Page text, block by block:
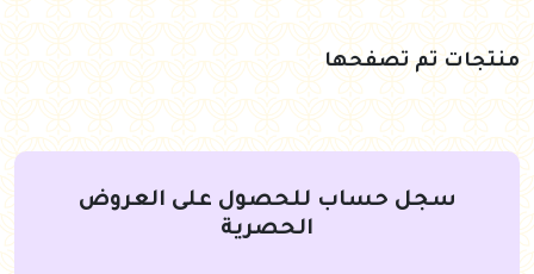
منتجات تم تصفحها
سجل حساب للحصول على العروض
الحصرية